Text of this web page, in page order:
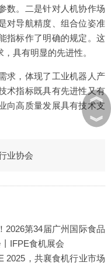
数。二是针对人机协作场
对导航精度、组合位姿准
指标作了明确的规定。这
具有明显的先进性。
求，体现了工业机器人产
术指标既具有先进性又有
向高质量发展具有技术支
业协会
2026第34届广州国际食品
IFPE食机展会
2025，共襄食机行业市场
︽
︾